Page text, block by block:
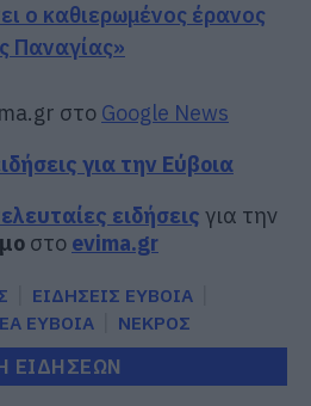
ο καθιερωμένος έρανος
Παναγίας»
στο Google News
για την Εύβοια
ειδήσεις για την
στο evima.gr
ΕΙΔΗΣΕΙΣ ΕΥΒΟΙΑ
ΕΥΒΟΙΑ ΝΕΚΡΟΣ
ΕΙΔΗΣΕΩΝ